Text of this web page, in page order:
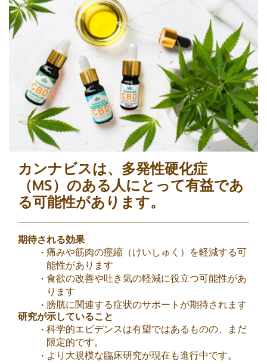
カンナビスは、多発性硬化症
（MS）のある人にとって有益であ
る可能性があります。
期待される効果
痛みや筋肉の痙縮（けいしゅく）を軽減する可
能性があります
食欲の改善や吐き気の軽減に役立つ可能性があ
ります
膀胱に関連する症状のサポートが期待されます
研究が示していること
科学的エビデンスは有望ではあるものの、まだ
限定的です。
より大規模な臨床研究が現在も進行中です。